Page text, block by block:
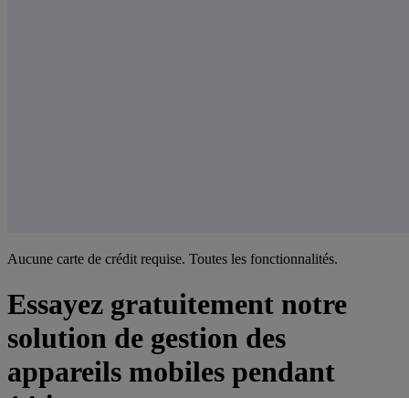
Aucune carte de crédit requise. Toutes les fonctionnalités.
Essayez gratuitement notre
solution de gestion des
appareils mobiles pendant